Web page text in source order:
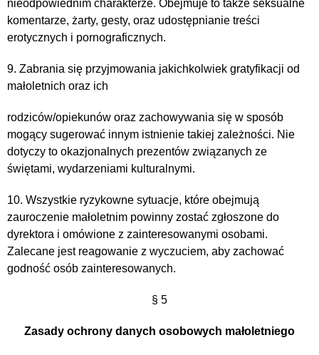
nieodpowiednim charakterze. Obejmuje to także seksualne
komentarze, żarty, gesty, oraz udostępnianie treści
erotycznych i pornograficznych.
9. Zabrania się przyjmowania jakichkolwiek gratyfikacji od
małoletnich oraz ich
rodziców/opiekunów oraz zachowywania się w sposób
mogący sugerować innym istnienie takiej zależności. Nie
dotyczy to okazjonalnych prezentów związanych ze
świętami, wydarzeniami kulturalnymi.
10. Wszystkie ryzykowne sytuacje, które obejmują
zauroczenie małoletnim powinny zostać zgłoszone do
dyrektora i omówione z zainteresowanymi osobami.
Zalecane jest reagowanie z wyczuciem, aby zachować
godność osób zainteresowanych.
§ 5
Zasady ochrony danych osobowych małoletniego